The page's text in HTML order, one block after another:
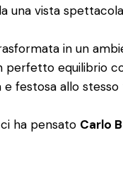
una vista
in un
equilibrio
festosa allo
ha pensato Carlo